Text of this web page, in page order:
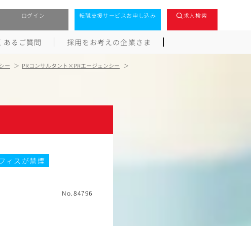
ログイン 転職支援サービスお申し込み 求人検索
職
あるご質問 採用をお考えの企業さま
ー
PRコンサルタント×PRエージェンシー
ィスが禁煙
No.84796